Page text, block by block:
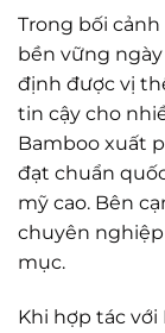
Trong bối
bền vững
định được vị
tin cậy cho
Bamboo xuất
đạt chuẩn
mỹ cao. Bên
chuyên
mục.
Khi hợp tác với